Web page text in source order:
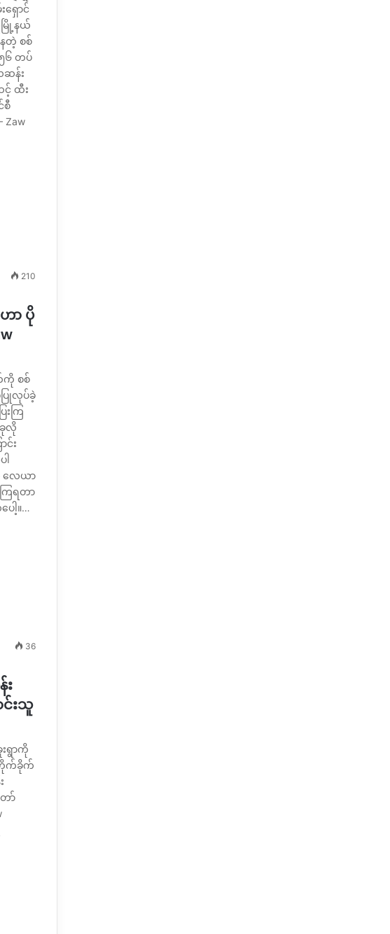
ောင်
ြို့နယ်
တဲ့ စစ်
၆ တပ်
ဆန်း
ထီး
စီ
Zaw
210
ာ ပို
ကို စစ်
ြုလုပ်ခဲ့
ကြ
လို
င်း
လေယာ
ြရတာ
ေါ့။…
36
င်းသူ
ရွာကို
တိုက်ခိုက်
ာ်